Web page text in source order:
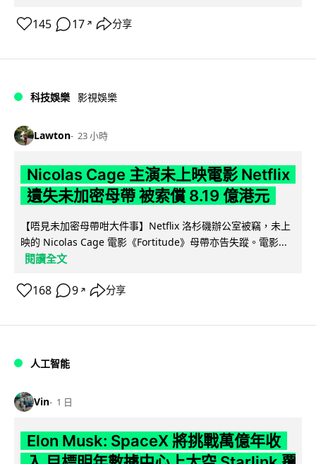
145 17 ↗ 分享
科技娛樂 影視娛樂
Lawton 23 小時
Nicolas Cage 主演未上映電影 Netflix
遺失未加密母帶 被索償 8.19 億港元
【唔見未加密母帶咁大件事】Netflix 洛杉磯辦公室被竊，未上
映的 Nicolas Cage 電影《Fortitude》母帶亦告失蹤。電影...
閱讀全文
168 9 ↗ 分享
人工智能
Vin 1 日
Elon Musk: SpaceX 將挑戰萬億年收